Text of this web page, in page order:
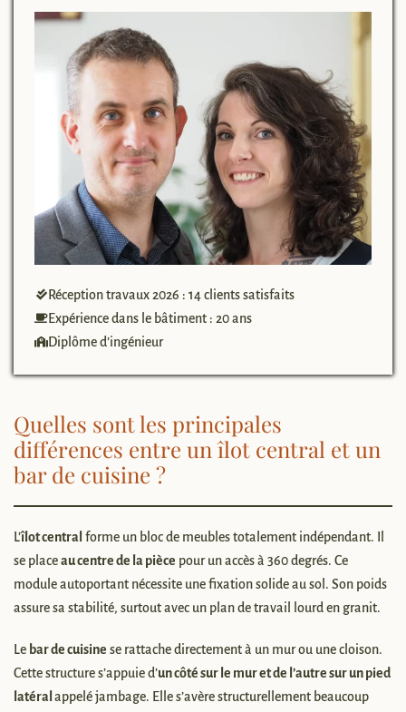
Réception travaux 2026 : 14 clients satisfaits
Expérience dans le bâtiment : 20 ans
Diplôme d’ingénieur
Quelles sont les principales
différences entre un îlot central et un
bar de cuisine ?
L’îlot central forme un bloc de meubles totalement indépendant. Il
se placeau centre de la pièce pour un accès à 360 degrés. Ce
module autoportant nécessite une fixation solide au sol. Son poids
assure sa stabilité, surtout avec un plan de travail lourd en granit.
Le bar de cuisine se rattache directement à un mur ou une cloison.
Cette structure s’appuie d’un côté sur le mur et de l’autre sur un pied
latéral appelé jambage. Elle s’avère structurellement beaucoup